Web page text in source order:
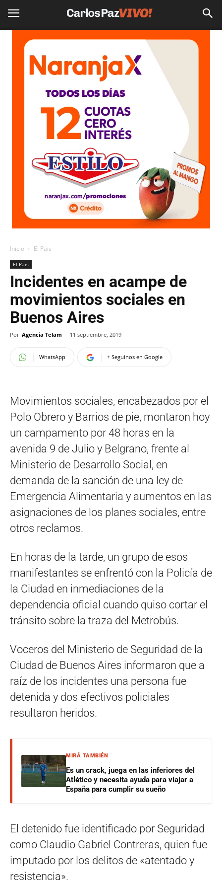
Inicio El Pais
El Pais
Incidentes en acampe de
movimientos sociales en
Buenos Aires
Por Agencia Telam - 11 septiembre, 2019
WhatsApp + Seguinos en Google
Movimientos sociales, encabezados por el
Polo Obrero y Barrios de pie, montaron hoy
un campamento por 48 horas en la
avenida 9 de Julio y Belgrano, frente al
Ministerio de Desarrollo Social, en
demanda de la sanción de una ley de
Emergencia Alimentaria y aumentos en las
asignaciones de los planes sociales, entre
otros reclamos.
En horas de la tarde, un grupo de esos
manifestantes se enfrentó con la Policía de
la Ciudad en inmediaciones de la
dependencia oficial cuando quiso cortar el
tránsito sobre la traza del Metrobús.
Voceros del Ministerio de Seguridad de la
Ciudad de Buenos Aires informaron que a
raíz de los incidentes una persona fue
detenida y dos efectivos policiales
resultaron heridos.
MIRÁ TAMBIÉN
Es un crack, juega en las inferiores del
Atlético y necesita ayuda para viajar a
España para cumplir su sueño
El detenido fue identificado por Seguridad
como Claudio Gabriel Contreras, quien fue
imputado por los delitos de «atentado y
resistencia».